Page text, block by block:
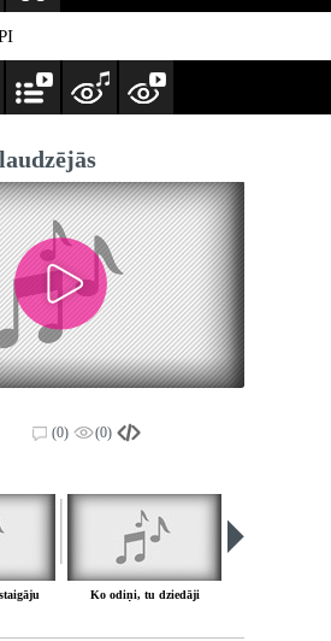
(0) (0)
Ko odiņi, tu dziedāji